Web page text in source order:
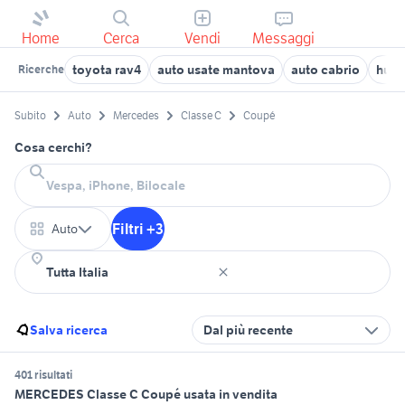
Home Cerca Vendi Messaggi
Ricerche toyota rav4 auto usate mantova auto cabrio
Subito Auto Mercedes Classe C Coupé
Cosa cerchi?
Auto Filtri +3
Salva ricerca Dal più recente
401 risultati
MERCEDES Classe C Coupé usata in vendita